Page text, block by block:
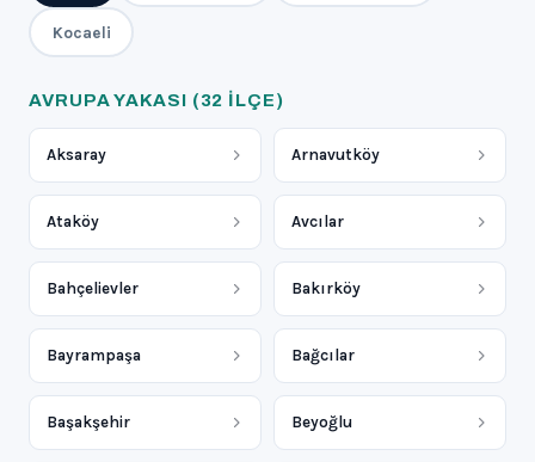
Kocaeli
AVRUPA YAKASI (32 ILÇE)
Aksaray Arnavutköy
Ataköy Avcılar
Bahçelievler Bakırköy
Bayrampaşa Bağcılar
Başakşehir Beyoğlu